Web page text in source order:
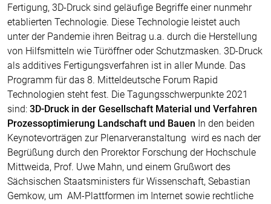
Fertigung, 3D-Druck sind geläufige Begriffe einer nunmehr
etablierten Technologie. Diese Technologie leistet auch
unter der Pandemie ihren Beitrag u.a. durch die Herstellung
von Hilfsmitteln wie Türöffner oder Schutzmasken. 3D-Druck
als additives Fertigungsverfahren ist in aller Munde. Das
Programm für das 8. Mitteldeutsche Forum Rapid
Technologien steht fest. Die Tagungsschwerpunkte 2021
sind: 3D-Druck in der Gesellschaft Material und Verfahren
Prozessoptimierung Landschaft und Bauen In den beiden
Keynotevorträgen zur Plenarveranstaltung wird es nach der
Begrüßung durch den Prorektor Forschung der Hochschule
Mittweida, Prof. Uwe Mahn, und einem Grußwort des
Sächsischen Staatsministers für Wissenschaft, Sebastian
Gemkow, um AM-Plattformen im Internet sowie rechtliche